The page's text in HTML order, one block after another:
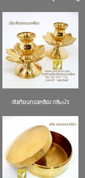
เชิงเทียนทองเหลือง กลีบบัว